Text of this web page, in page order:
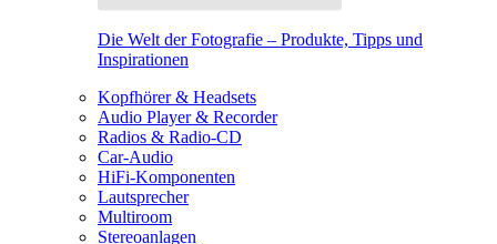
Die Welt der Fotografie – Produkte, Tipps und
Inspirationen
Kopfhörer & Headsets
Audio Player & Recorder
Radios & Radio-CD
Car-Audio
HiFi-Komponenten
Lautsprecher
Multiroom
Stereoanlagen